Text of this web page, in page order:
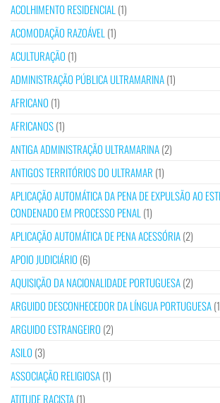
ACOLHIMENTO RESIDENCIAL (1)
ACOMODAÇÃO RAZOÁVEL (1)
ACULTURAÇÃO (1)
ADMINISTRAÇÃO PÚBLICA ULTRAMARINA(1)
AFRICANO (1)
AFRICANOS(1)
ANTIGA ADMINISTRAÇÃO ULTRAMARINA(2)
ANTIGOS TERRITÓRIOS DO ULTRAMAR (1)
APLICAÇÃO AUTOMÁTICA DA PENA DE EXPULSÃO AO
CONDENADO EM PROCESSO PENAL (1)
APLICAÇÃO AUTOMÁTICA DE PENA ACESSÓRIA(2)
APOIO JUDICIÁRIO (6)
AQUISIÇÃO DA NACIONALIDADE PORTUGUESA(2)
ARGUIDO DESCONHECEDOR DA LÍNGUA PORTUGUESA
ARGUIDO ESTRANGEIRO (2)
ASILO (3)
ASSOCIAÇÃO RELIGIOSA(1)
ATITUDE RACISTA(1)